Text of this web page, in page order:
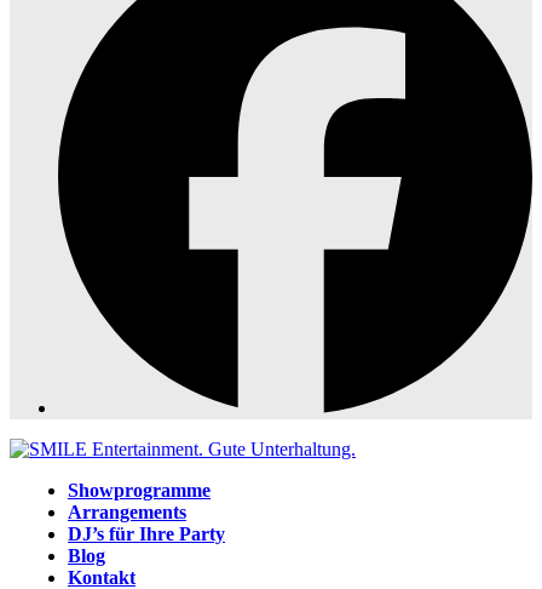
Showprogramme
Arrangements
DJ’s für Ihre Party
Blog
Kontakt